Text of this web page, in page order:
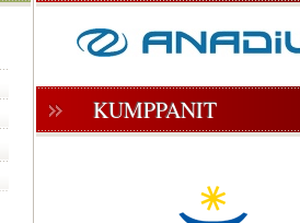
KUMPPANIT